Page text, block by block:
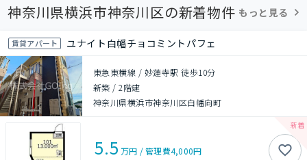
神奈川県横浜市神奈川区の新着物件 もっと見る
賃貸アパート ユナイト白幡チョコミントパフェ
東急東横線 / 妙蓮寺駅 徒歩10分
新築 /2階建
神奈川県横浜市神奈川区白幡向町
5.5 万円 /管理費4,000円